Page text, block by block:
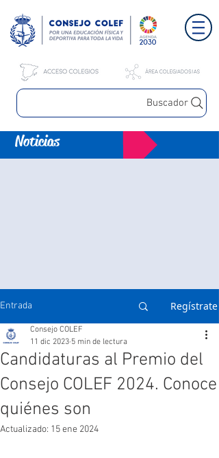
Buscador
Noticias
Entrada Regístrate
Candidaturas al Premio del
Consejo COLEF 2024. Conoce
quiénes son
Consejo COLEF
11 dic 2023 5 min de lectura
Actualizado: 15 ene 2024